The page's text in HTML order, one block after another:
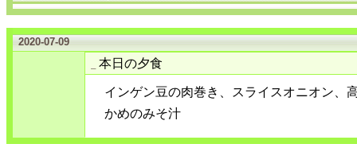
2020-07-09
本日の夕食
インゲン豆の肉巻き、スライスオニオン、
かめのみそ汁